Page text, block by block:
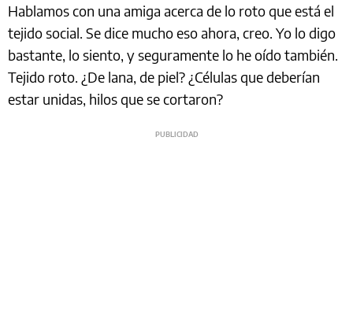
Hablamos con una amiga acerca de lo roto que está el
tejido social. Se dice mucho eso ahora, creo. Yo lo digo
bastante, lo siento, y seguramente lo he oído también.
Tejido roto. ¿De lana, de piel? ¿Células que deberían
estar unidas, hilos que se cortaron?